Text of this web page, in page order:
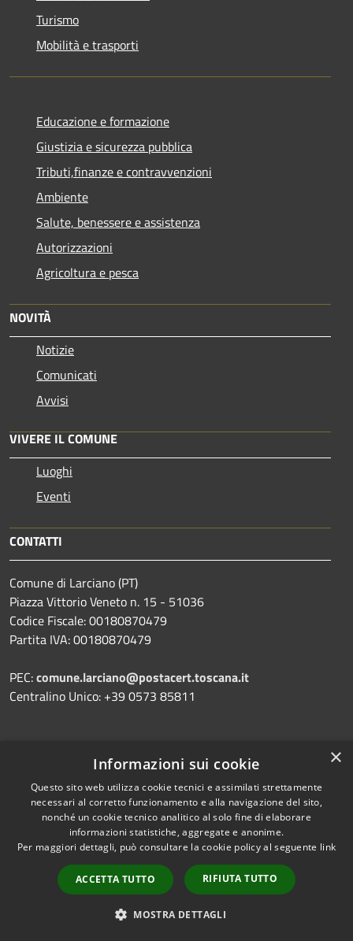
Turismo
Mobilità e trasporti
Educazione e formazione
Giustizia e sicurezza pubblica
Tributi,finanze e contravvenzioni
Ambiente
Salute, benessere e assistenza
Autorizzazioni
Agricoltura e pesca
NOVITÀ
Notizie
Comunicati
Avvisi
VIVERE IL COMUNE
Luoghi
Eventi
CONTATTI
Comune di Larciano (PT)
Piazza Vittorio Veneto n. 15 - 51036
Codice Fiscale: 00180870479
Partita IVA: 00180870479
PEC:comune.larciano@postacert.toscana.it
Centralino Unico: +39 0573 85811
Prenotazione appuntamento
Segnalazione disservizio
Leggi le FAQ
Richiesta assistenza
Amministrazione trasparente
×
Informazioni sui cookie
Questo sito web utilizza cookie tecnici e assimilati strettamente
necessari al corretto funzionamento e alla navigazione del sito,
nonché un cookie tecnico analitico al solo fine di elaborare
informazioni statistiche, aggregate e anonime.
Per maggiori dettagli, può consultare la cookie policy al seguente link
ACCETTA TUTTO RIFIUTA TUTTO
MOSTRA DETTAGLI